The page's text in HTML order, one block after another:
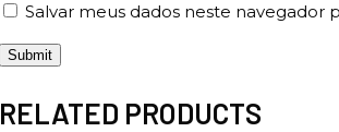
Salvar meus dados neste navegador
RELATED PRODUCTS